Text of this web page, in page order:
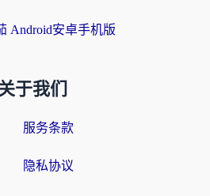
Android安卓手机版
于我们
服务条款
隐私协议